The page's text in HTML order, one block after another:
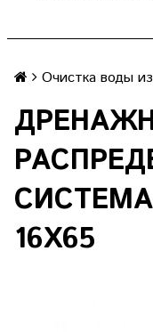
Очистка воды
16Х65